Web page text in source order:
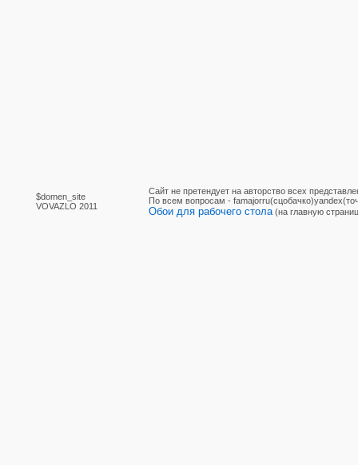
$domen_site
VOVAZLO 2011
Сайт не претендует на авторство всех
По вcем вопросам -
Обои для рабочего стола (на главную